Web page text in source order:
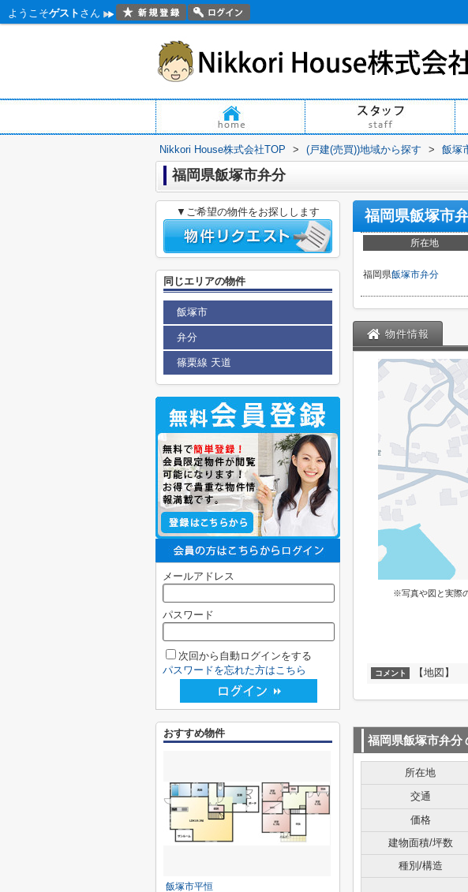
ようこそゲスト さん
Nikkori House株式会社TOP > (戸建(売買))地域から探す > 飯塚
福岡県飯塚市弁分
福岡県飯塚市
所在地
福岡県飯塚市弁分
物件情報
※写真や図と実際
コメント 【地図】
福岡県飯塚市弁分
所在地
交通
価格
建物面積/坪数
種別/構造
▼ご希望の物件をお探しします
同じエリアの物件
飯塚市
弁分
篠栗線 天道
メールアドレス
パスワード
次回から自動ログインをする
パスワードを忘れた方はこちら
おすすめ物件
飯塚市平恒